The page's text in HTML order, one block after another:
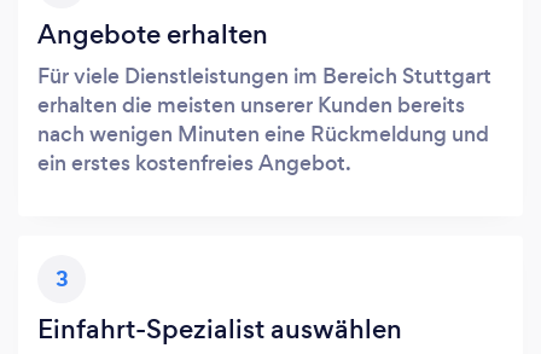
Angebote erhalten
Für viele Dienstleistungen im Bereich Stuttgart
erhalten die meisten unserer Kunden bereits
nach wenigen Minuten eine Rückmeldung und
ein erstes kostenfreies Angebot.
3
Einfahrt-Spezialist auswählen